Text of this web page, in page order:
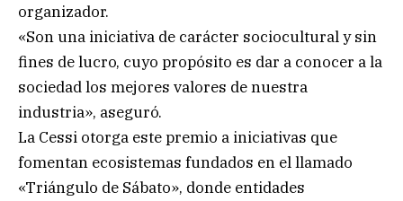
organizador.
«Son una iniciativa de carácter sociocultural y sin
fines de lucro, cuyo propósito es dar a conocer a la
sociedad los mejores valores de nuestra
industria», aseguró.
La Cessi otorga este premio a iniciativas que
fomentan ecosistemas fundados en el llamado
«Triángulo de Sábato», donde entidades